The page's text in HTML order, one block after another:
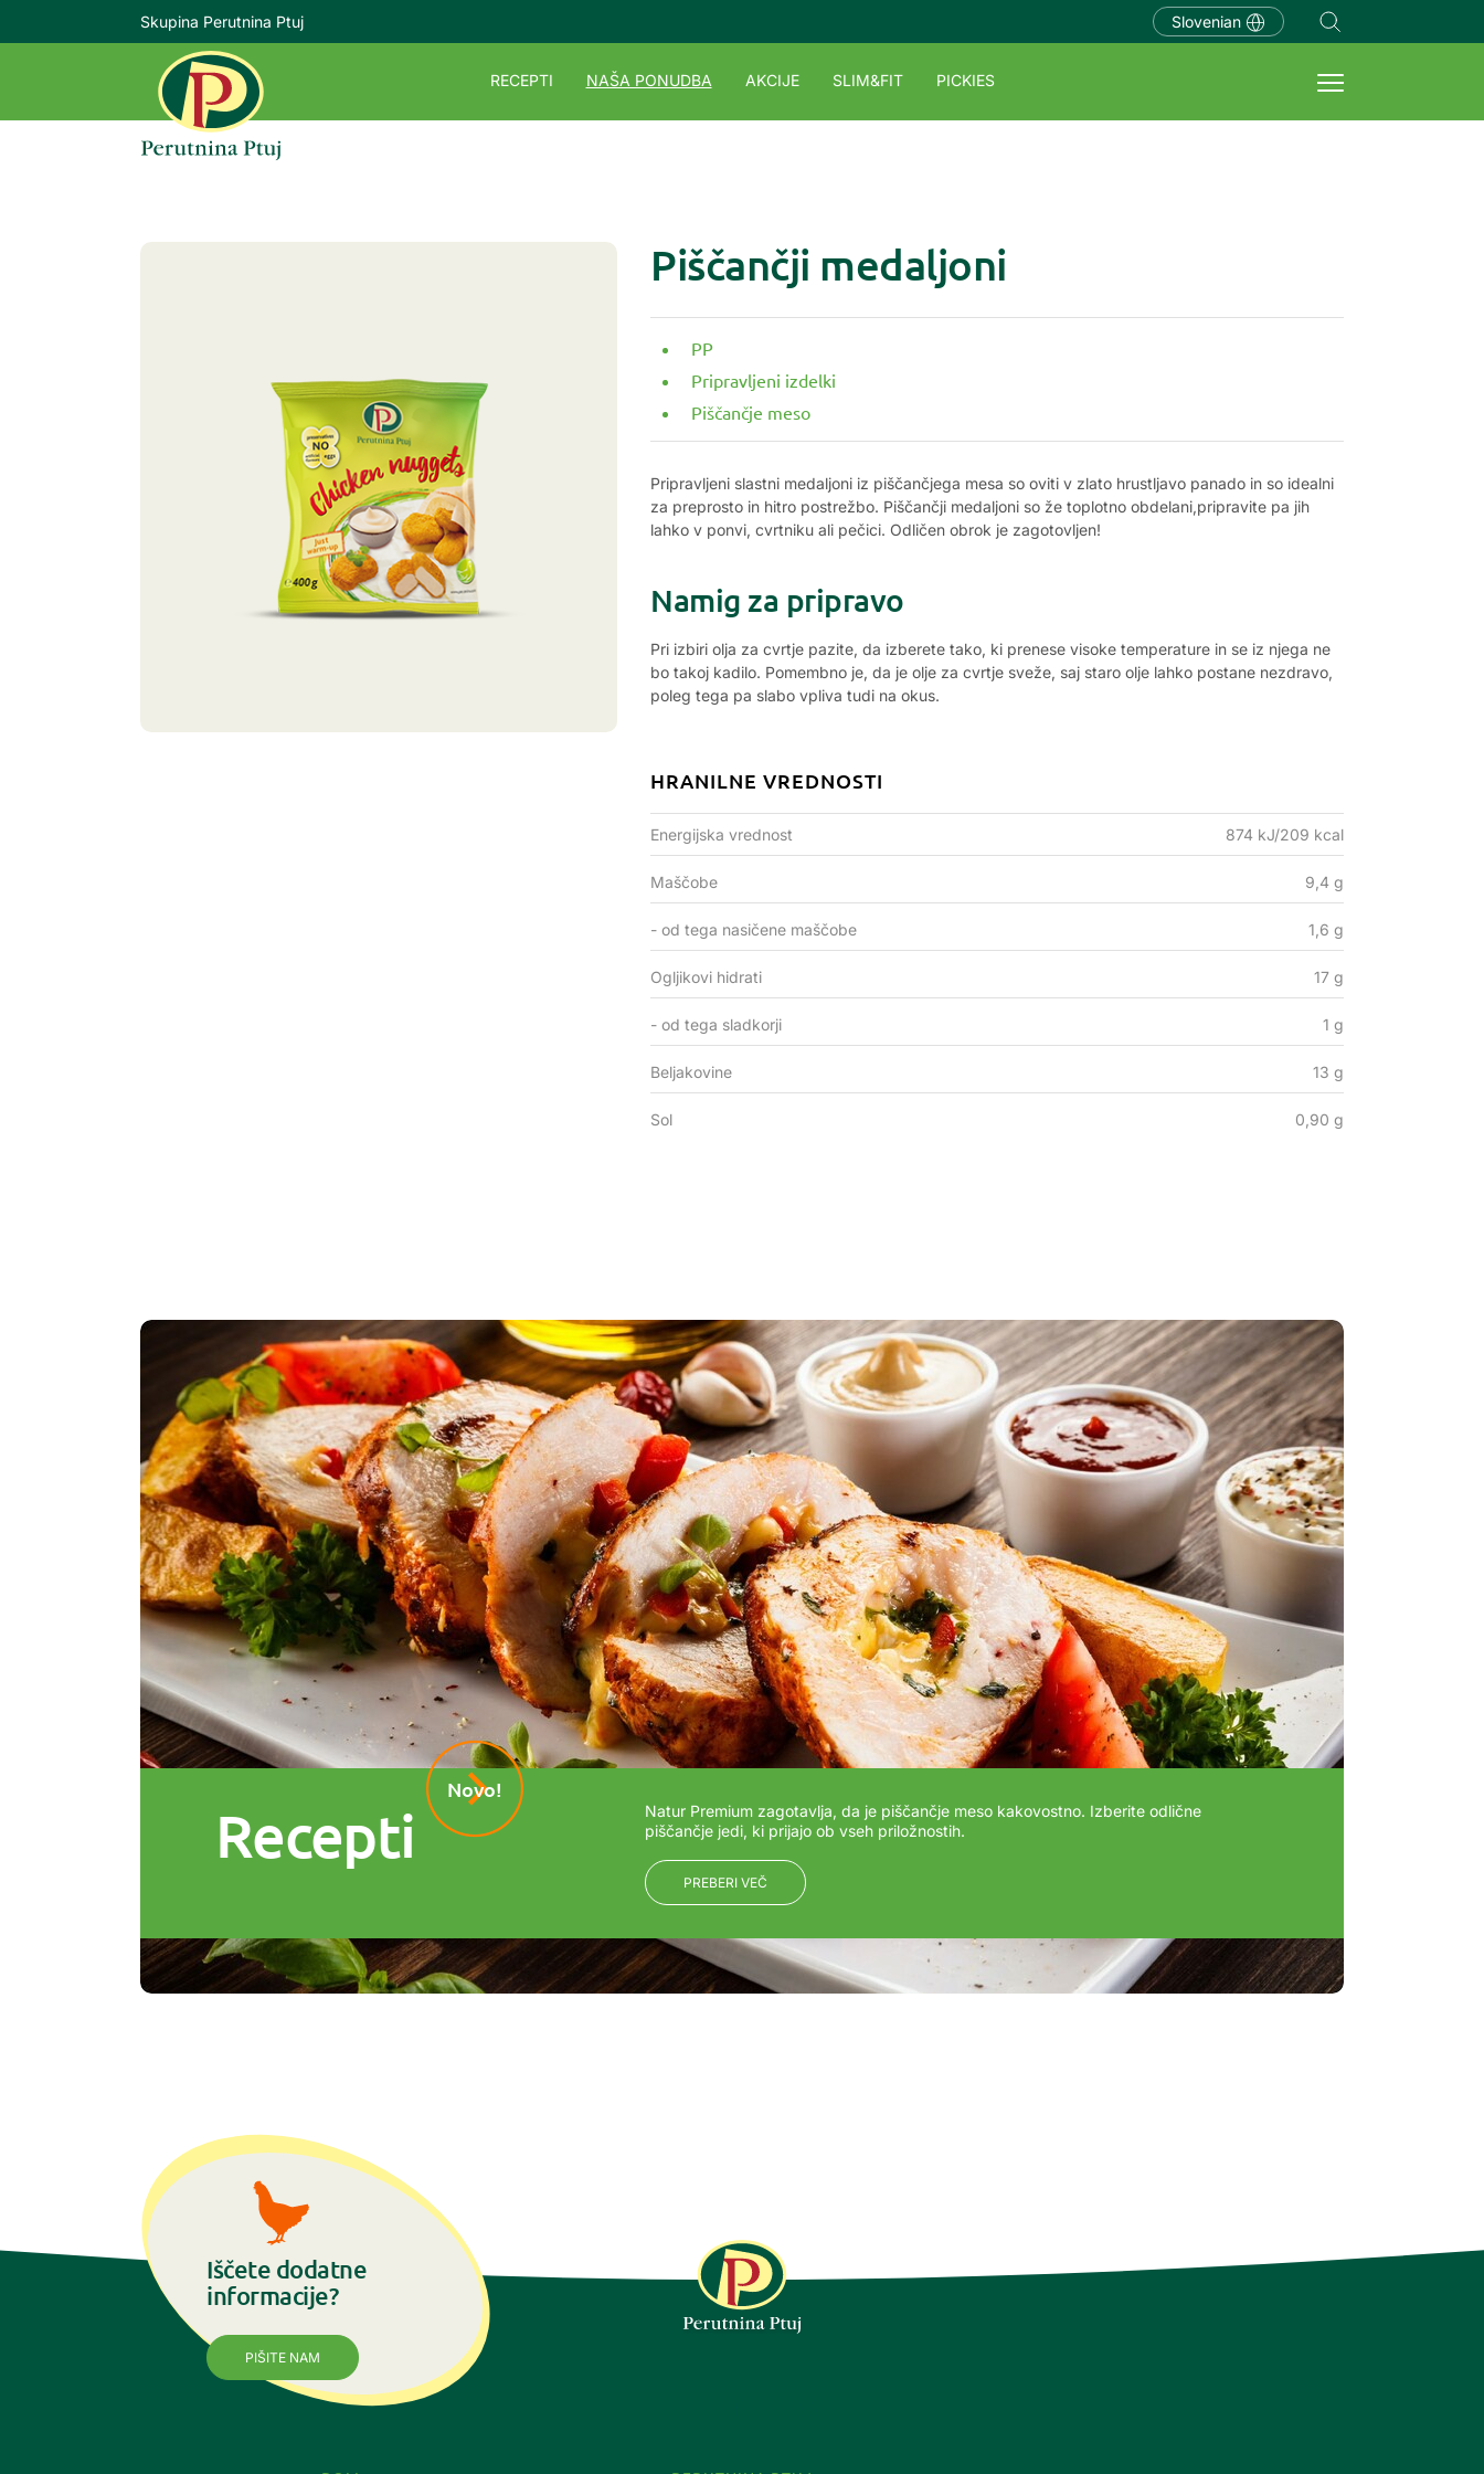
Skupina Perutnina Ptuj Slovenian
RECEPTI NAŠA PONUDBA AKCIJE SLIM&FIT PICKIES
Piščančji medaljoni
PP
Pripravljeni izdelki
Piščančje meso
Pripravljeni slastni medaljoni iz piščančjega mesa so oviti v zlato hrustljavo panado in so idealni
za preprosto in hitro postrežbo. Piščančji medaljoni so že toplotno obdelani,pripravite pa jih
lahko v ponvi, cvrtniku ali pečici. Odličen obrok je zagotovljen!
Namig za pripravo
Pri izbiri olja za cvrtje pazite, da izberete tako, ki prenese visoke temperature in se iz njega ne
bo takoj kadilo. Pomembno je, da je olje za cvrtje sveže, saj staro olje lahko postane nezdravo,
poleg tega pa slabo vpliva tudi na okus.
HRANILNE VREDNOSTI
Energijska vrednost 874 kJ/209 kcal
Maščobe 9,4 g
- od tega nasičene maščobe 1,6 g
Ogljikovi hidrati 17 g
- od tega sladkorji 1 g
Beljakovine 13 g
Sol 0,90 g
Recepti
Novo!
Natur Premium zagotavlja, da je piščančje meso kakovostno. Izberite odlične
piščančje jedi, ki prijajo ob vseh priložnostih.
PREBERI VEČ
Iščete dodatne
informacije?
PIŠITE NAM